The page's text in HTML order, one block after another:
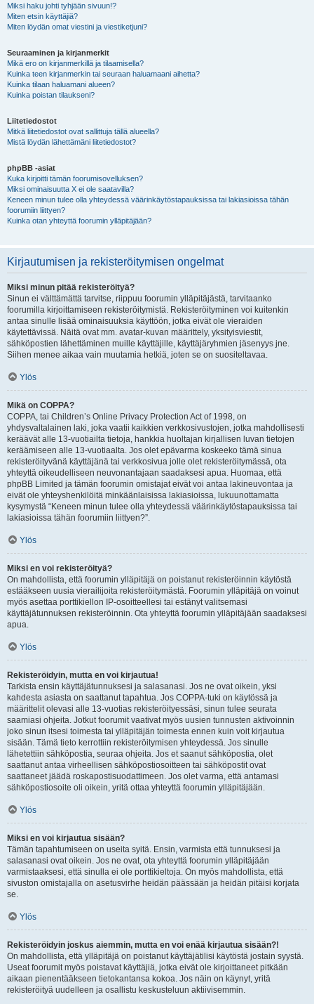
Miksi haku johti tyhjään sivuun!?
Miten etsin käyttäjiä?
Miten löydän omat viestini ja viestiketjuni?
Seuraaminen ja kirjanmerkit
Mikä ero on kirjanmerkillä ja tilaamisella?
Kuinka teen kirjanmerkin tai seuraan haluamaani aihetta?
Kuinka tilaan haluamani alueen?
Kuinka poistan tilaukseni?
Liitetiedostot
Mitkä liitetiedostot ovat sallittuja tällä alueella?
Mistä löydän lähettämäni liitetiedostot?
phpBB -asiat
Kuka kirjoitti tämän foorumisovelluksen?
Miksi ominaisuutta X ei ole saatavilla?
Keneen minun tulee olla yhteydessä väärinkäytöstapauksissa tai lakiasioissa tähän
foorumiin liittyen?
Kuinka otan yhteyttä foorumin ylläpitäjään?
Kirjautumisen ja rekisteröitymisen ongelmat
Miksi minun pitää rekisteröityä?
Sinun ei välttämättä tarvitse, riippuu foorumin ylläpitäjästä, tarvitaanko
foorumilla kirjoittamiseen rekisteröitymistä. Rekisteröityminen voi kuitenkin
antaa sinulle lisää ominaisuuksia käyttöön, jotka eivät ole vieraiden
käytettävissä. Näitä ovat mm. avatar-kuvan määrittely, yksityisviestit,
sähköpostien lähettäminen muille käyttäjille, käyttäjäryhmien jäsenyys jne.
Siihen menee aikaa vain muutamia hetkiä, joten se on suositeltavaa.
Ylös
Mikä on COPPA?
COPPA, tai Children’s Online Privacy Protection Act of 1998, on
yhdysvaltalainen laki, joka vaatii kaikkien verkkosivustojen, jotka mahdollisesti
keräävät alle 13-vuotiailta tietoja, hankkia huoltajan kirjallisen luvan tietojen
keräämiseen alle 13-vuotiaalta. Jos olet epävarma koskeeko tämä sinua
rekisteröityvänä käyttäjänä tai verkkosivua jolle olet rekisteröitymässä, ota
yhteyttä oikeudelliseen neuvonantajaan saadaksesi apua. Huomaa, että
phpBB Limited ja tämän foorumin omistajat eivät voi antaa lakineuvontaa ja
eivät ole yhteyshenkilöitä minkäänlaisissa lakiasioissa, lukuunottamatta
kysymystä “Keneen minun tulee olla yhteydessä väärinkäytöstapauksissa tai
lakiasioissa tähän foorumiin liittyen?”.
Ylös
Miksi en voi rekisteröityä?
On mahdollista, että foorumin ylläpitäjä on poistanut rekisteröinnin käytöstä
estääkseen uusia vierailijoita rekisteröitymästä. Foorumin ylläpitäjä on voinut
myös asettaa porttikiellon IP-osoitteellesi tai estänyt valitsemasi
käyttäjätunnuksen rekisteröinnin. Ota yhteyttä foorumin ylläpitäjään saadaksesi
apua.
Ylös
Rekisteröidyin, mutta en voi kirjautua!
Tarkista ensin käyttäjätunnuksesi ja salasanasi. Jos ne ovat oikein, yksi
kahdesta asiasta on saattanut tapahtua. Jos COPPA-tuki on käytössä ja
määrittelit olevasi alle 13-vuotias rekisteröityessäsi, sinun tulee seurata
saamiasi ohjeita. Jotkut foorumit vaativat myös uusien tunnusten aktivoinnin
joko sinun itsesi toimesta tai ylläpitäjän toimesta ennen kuin voit kirjautua
sisään. Tämä tieto kerrottiin rekisteröitymisen yhteydessä. Jos sinulle
lähetettiin sähköpostia, seuraa ohjeita. Jos et saanut sähköpostia, olet
saattanut antaa virheellisen sähköpostiosoitteen tai sähköpostit ovat
saattaneet jäädä roskapostisuodattimeen. Jos olet varma, että antamasi
sähköpostiosoite oli oikein, yritä ottaa yhteyttä foorumin ylläpitäjään.
Ylös
Miksi en voi kirjautua sisään?
Tämän tapahtumiseen on useita syitä. Ensin, varmista että tunnuksesi ja
salasanasi ovat oikein. Jos ne ovat, ota yhteyttä foorumin ylläpitäjään
varmistaaksesi, että sinulla ei ole porttikieltoja. On myös mahdollista, että
sivuston omistajalla on asetusvirhe heidän päässään ja heidän pitäisi korjata
se.
Ylös
Rekisteröidyin joskus aiemmin, mutta en voi enää kirjautua sisään?!
On mahdollista, että ylläpitäjä on poistanut käyttäjätilisi käytöstä jostain syystä.
Useat foorumit myös poistavat käyttäjiä, jotka eivät ole kirjoittaneet pitkään
aikaan pienentääkseen tietokantansa kokoa. Jos näin on käynyt, yritä
rekisteröityä uudelleen ja osallistu keskusteluun aktiivisemmin.